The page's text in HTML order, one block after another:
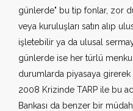
günlerde" bu tip fonlar, zor
veya kuruluşları satın alıp
işletebilir ya da ulusal
günlerde ise her türlü menkul
durumlarda piyasaya
2008 Krizinde TARP ile bu
Bankası da benzer bir